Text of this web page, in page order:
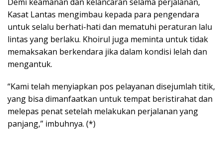
Kasat Lantas mengimbau kepada para pengendara
untuk selalu berhati-hati dan mematuhi peraturan lalu
lintas yang berlaku. Khoirul juga meminta untuk tidak
memaksakan berkendara jika dalam kondisi lelah dan
mengantuk.
“Kami telah menyiapkan pos pelayanan disejumlah titik,
yang bisa dimanfaatkan untuk tempat beristirahat dan
melepas penat setelah melakukan perjalanan yang
panjang,” imbuhnya. (*)